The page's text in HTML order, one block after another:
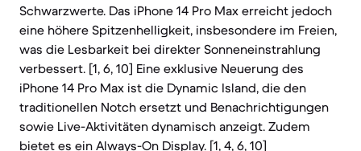
Schwarzwerte. Das iPhone 14 Pro Max erreicht jedoch
eine höhere Spitzenhelligkeit, insbesondere im Freien,
was die Lesbarkeit bei direkter Sonneneinstrahlung
verbessert. [1, 6, 10] Eine exklusive Neuerung des
iPhone 14 Pro Max ist die Dynamic Island, die den
traditionellen Notch ersetzt und Benachrichtigungen
sowie Live-Aktivitäten dynamisch anzeigt. Zudem
bietet es ein Always-On Display. [1, 4, 6, 10]